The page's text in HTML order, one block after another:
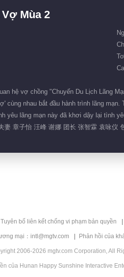
Mùa 2
hệ vợ chồng "Chuyến Du Lịch Lãng
cùng nhau bắt đầu hành trình lãng
yêu lãng mạn này đã khơi dậy lại tình
妻 章子怡 汪峰 谢娜 团长 张智霖 袁咏仪
Tuyên bố liên kết chống vi phạm bản quyền
mại：intl@mgtv.com Phản hồi của
2006-2026 mgtv.com Corporation, All
của Hunan Happy Sunshine Interactive